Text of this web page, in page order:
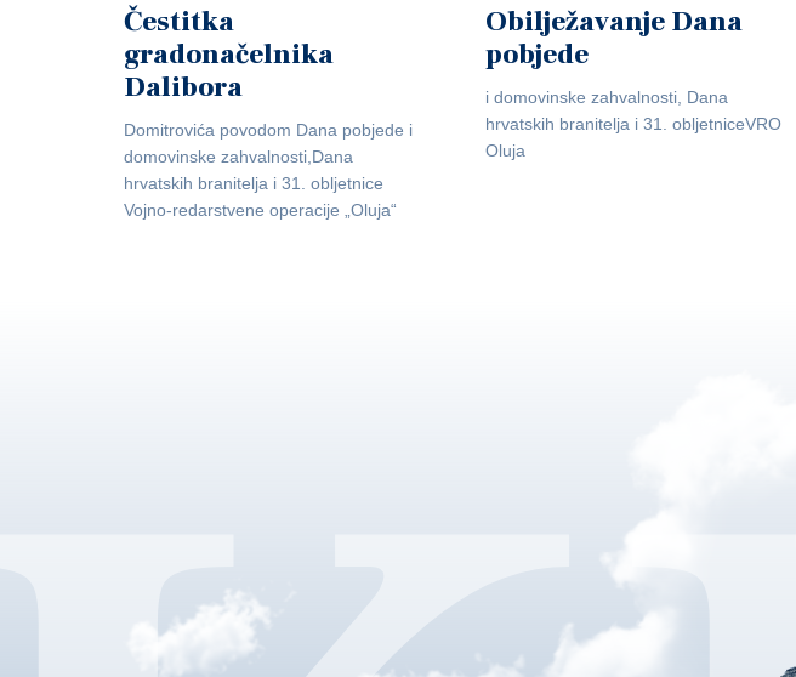
Čestitka
gradonačelnika
Dalibora
Domitrovića povodom Dana pobjede i
domovinske zahvalnosti,Dana
hrvatskih branitelja i 31. obljetnice
Vojno-redarstvene operacije „Oluja“
Obilježavanje Dana
pobjede
i domovinske zahvalnosti, Dana
hrvatskih branitelja i 31. obljetniceVRO
Oluja